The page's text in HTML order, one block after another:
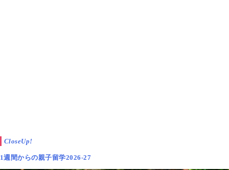
CloseUp!
1週間からの親子留学2026-27